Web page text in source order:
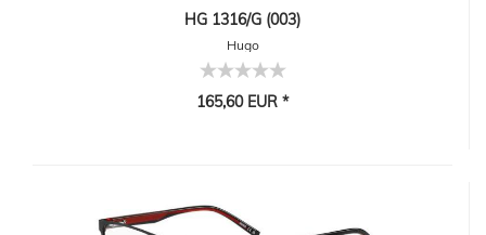
HG 1316/G (003)
Hugo
165,60 EUR *